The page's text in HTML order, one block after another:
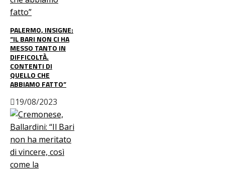
PALERMO, INSIGNE:
“IL BARI NON CI HA
MESSO TANTO IN
DIFFICOLTÀ.
CONTENTI DI
QUELLO CHE
ABBIAMO FATTO”
19/08/2023